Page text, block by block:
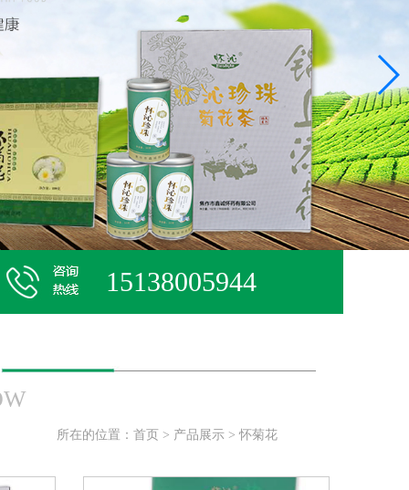
15138005944
所在的位置： 首页 > 产品展示 >怀菊花